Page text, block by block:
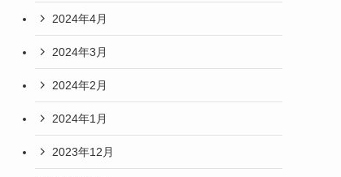
2024年4月
2024年3月
2024年2月
2024年1月
2023年12月